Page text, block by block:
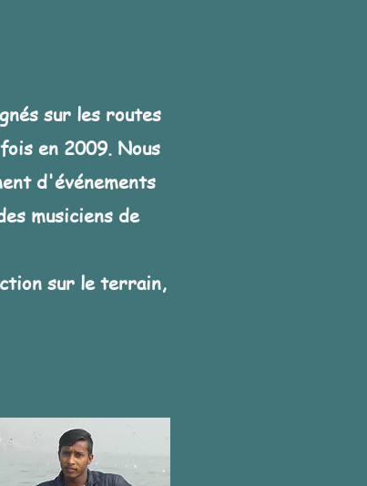
sur les routes
en 2009. Nous
d'événements
musiciens de
sur le terrain,